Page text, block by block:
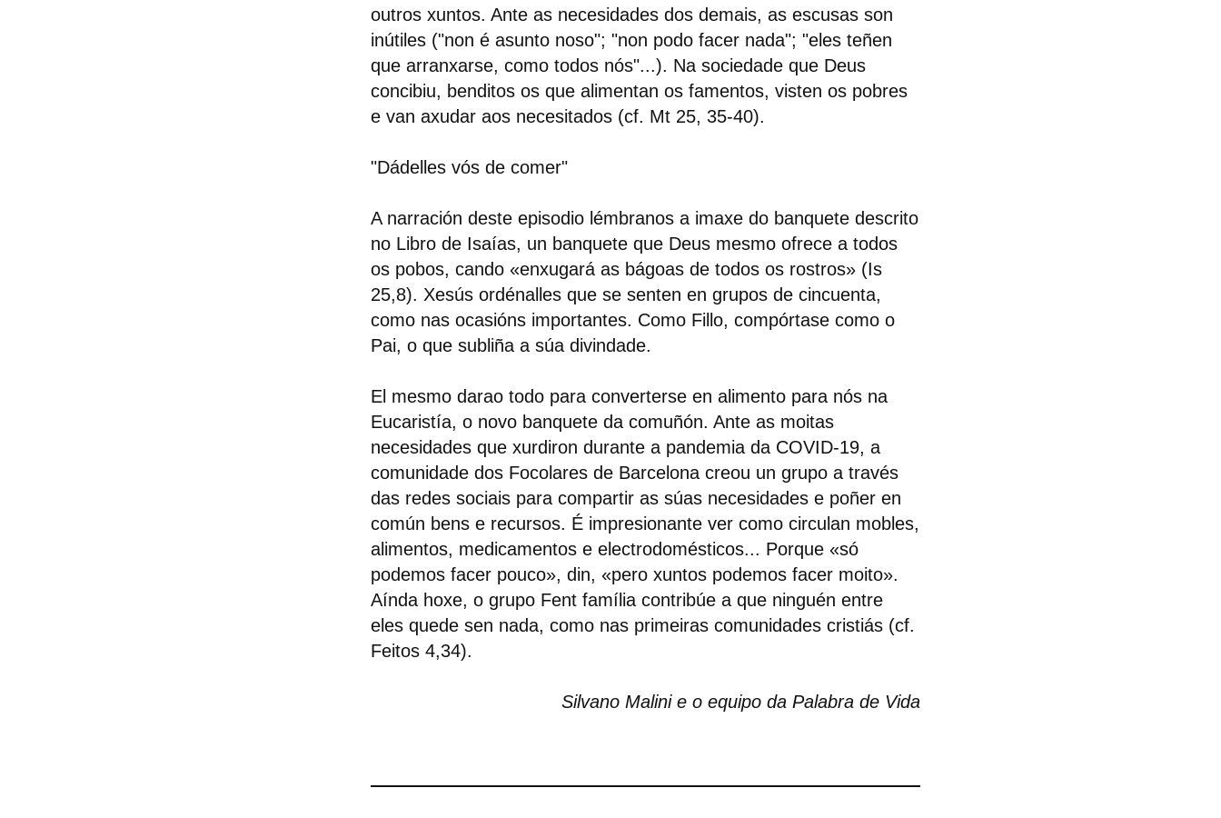
outros xuntos. Ante as necesidades dos demais, as escusas son
inútiles ("non é asunto noso"; "non podo facer nada"; "eles teñen
que arranxarse, como todos nós"...). Na sociedade que Deus
concibiu, benditos os que alimentan os famentos, visten os pobres
e van axudar aos necesitados (cf. Mt 25, 35-40).
"Dádelles vós de comer"
A narración deste episodio lémbranos a imaxe do banquete descrito
no Libro de Isaías, un banquete que Deus mesmo ofrece a todos
os pobos, cando «enxugará as bágoas de todos os rostros» (Is
25,8). Xesús ordénalles que se senten en grupos de cincuenta,
como nas ocasións importantes. Como Fillo, compórtase como o
Pai, o que subliña a súa divindade.
El mesmo darao todo para converterse en alimento para nós na
Eucaristía, o novo banquete da comuñón. Ante as moitas
necesidades que xurdiron durante a pandemia da COVID-19, a
comunidade dos Focolares de Barcelona creou un grupo a través
das redes sociais para compartir as súas necesidades e poñer en
común bens e recursos. É impresionante ver como circulan mobles,
alimentos, medicamentos e electrodomésticos... Porque «só
podemos facer pouco», din, «pero xuntos podemos facer moito».
Aínda hoxe, o grupo Fent família contribúe a que ninguén entre
eles quede sen nada, como nas primeiras comunidades cristiás (cf.
Feitos 4,34).
Silvano Malini e o equipo da Palabra de Vida